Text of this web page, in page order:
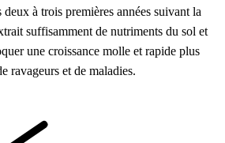
à trois premières années suivant la
suffisamment de nutriments du sol et
une croissance molle et rapide plus
ravageurs et de maladies.